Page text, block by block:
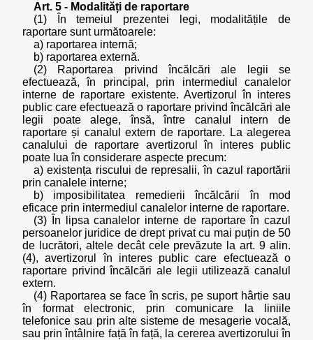
Art. 5 - Modalități de raportare
(1) În temeiul prezentei legi, modalitățile de
raportare sunt următoarele:
a) raportarea internă;
b) raportarea externă.
(2) Raportarea privind încălcări ale legii se
efectuează, în principal, prin intermediul canalelor
interne de raportare existente. Avertizorul în interes
public care efectuează o raportare privind încălcări ale
legii poate alege, însă, între canalul intern de
raportare și canalul extern de raportare. La alegerea
canalului de raportare avertizorul în interes public
poate lua în considerare aspecte precum:
a) existența riscului de represalii, în cazul raportării
prin canalele interne;
b) imposibilitatea remedierii încălcării în mod
eficace prin intermediul canalelor interne de raportare.
(3) În lipsa canalelor interne de raportare în cazul
persoanelor juridice de drept privat cu mai puțin de 50
de lucrători, altele decât cele prevăzute la art. 9 alin.
(4), avertizorul în interes public care efectuează o
raportare privind încălcări ale legii utilizează canalul
extern.
(4) Raportarea se face în scris, pe suport hârtie sau
în format electronic, prin comunicare la liniile
telefonice sau prin alte sisteme de mesagerie vocală,
sau prin întâlnire față în față, la cererea avertizorului în